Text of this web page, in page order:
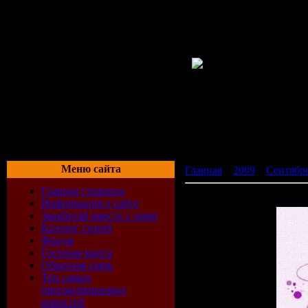
Меню сайта
Главная страница
Информация о сайте
Заработай вместе с нами
Каталог статей
Форум
Гостевая книга
Обратная связь
Топ самых
просматриваемых
новостей
Главная 2009